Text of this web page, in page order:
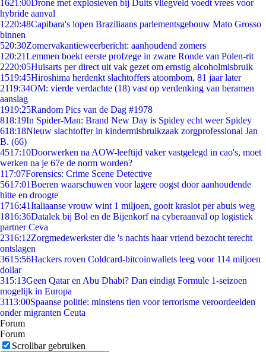
1621:00Drone met explosieven bij Duits vliegveld voedt vrees voor
hybride aanval
1220:48Capibara's lopen Braziliaans parlementsgebouw Mato Grosso
binnen
520:30Zomervakantieweerbericht: aanhoudend zomers
1 20:21Lemmen boekt eerste profzege in zware Ronde van Polen-rit
2220:05Huisarts per direct uit vak gezet om ernstig alcoholmisbruik
1519:45Hiroshima herdenkt slachtoffers atoombom, 81 jaar later
2119:34OM: vierde verdachte (18) vast op verdenking van beramen
aanslag
1919:25Random Pics van de Dag #1978
818:19In Spider-Man: Brand New Day is Spidey echt weer Spidey
618:18Nieuw slachtoffer in kindermisbruikzaak zorgprofessional Jan
B. (66)
4517:10Doorwerken na AOW-leeftijd vaker vastgelegd in cao's, moet
werken na je 67e de norm worden?
117:07Forensics: Crime Scene Detective
5617:01Boeren waarschuwen voor lagere oogst door aanhoudende
hitte en droogte
1716:41Italiaanse vrouw wint 1 miljoen, gooit kraslot per abuis weg
1816:36Datalek bij Bol en de Bijenkorf na cyberaanval op logistiek
partner Ceva
2316:12Zorgmedewerkster die 's nachts haar vriend bezocht terecht
ontslagen
3615:56Hackers roven Coldcard-bitcoinwallets leeg voor 114 miljoen
dollar
315:13Geen Qatar en Abu Dhabi? Dan eindigt Formule 1-seizoen
mogelijk in Europa
3113:00Spaanse politie: minstens tien voor terrorisme veroordeelden
onder migranten Ceuta
Forum
Forum
Scrollbar gebruiken